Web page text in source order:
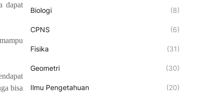
dapat
bisa
Biologi (8)
CPNS (6)
Fisika (31)
Geometri (30)
Ilmu Pengetahuan (20)